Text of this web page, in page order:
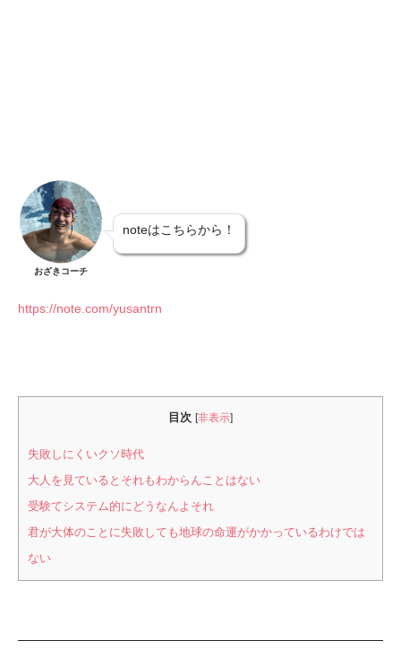
おざきコーチ
noteはこちらから！
https://note.com/yusantrn
目次 [非表示]
失敗しにくいクソ時代
大人を見ているとそれもわからんことはない
受験てシステム的にどうなんよそれ
君が大体のことに失敗しても地球の命運がかかっているわけでは
ない